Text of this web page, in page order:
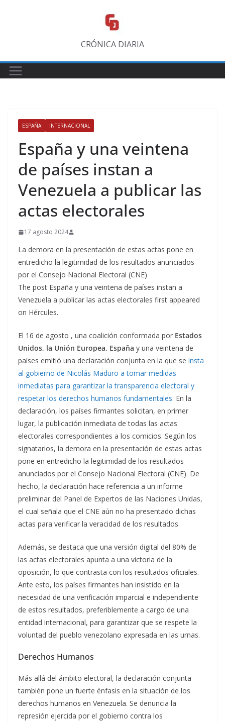
CRÓNICA DIARIA
ESPAÑA INTERNACIONAL
España y una veintena
de países instan a
Venezuela a publicar las
actas electorales
17 agosto 2024
La demora en la presentación de estas actas pone en
entredicho la legitimidad de los resultados anunciados
por el Consejo Nacional Electoral (CNE)
The post España y una veintena de países instan a
Venezuela a publicar las actas electorales first appeared
on Hércules.
El 16 de agosto , una coalición conformada por Estados
Unidos, la Unión Europea, España y una veintena de
países emitió una declaración conjunta en la que se insta
al gobierno de Nicolás Maduro a tomar medidas
inmediatas para garantizar la transparencia electoral y
respetar los derechos humanos fundamentales. En la
declaración, los países firmantes solicitan, en primer
lugar, la publicación inmediata de todas las actas
electorales correspondientes a los comicios. Según los
signatarios, la demora en la presentación de estas actas
pone en entredicho la legitimidad de los resultados
anunciados por el Consejo Nacional Electoral (CNE). De
hecho, la declaración hace referencia a un informe
preliminar del Panel de Expertos de las Naciones Unidas,
el cual señala que el CNE aún no ha presentado dichas
actas para verificar la veracidad de los resultados.
Además, se destaca que una versión digital del 80% de
las actas electorales apunta a una victoria de la
oposición, lo que contrasta con los resultados oficiales.
Ante esto, los países firmantes han insistido en la
necesidad de una verificación imparcial e independiente
de estos resultados, preferiblemente a cargo de una
entidad internacional, para garantizar que se respete la
voluntad del pueblo venezolano expresada en las urnas.
Derechos Humanos
Más allá del ámbito electoral, la declaración conjunta
también pone un fuerte énfasis en la situación de los
derechos humanos en Venezuela. Se denuncia la
represión ejercida por el gobierno contra los